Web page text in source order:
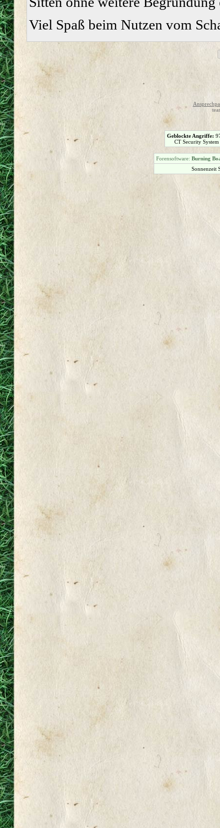
Viel Spaß beim Nutzen vom
Geblockte Angriffe:
CT Security
Forensoftware: Burning
Sonnenzeit